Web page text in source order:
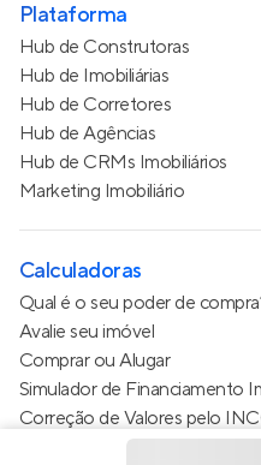
Plataforma
Hub de Construtoras
Hub de Imobiliárias
Hub de Corretores
Hub de Agências
Hub de CRMs Imobiliários
Marketing Imobiliário
Calculadoras
Qual é o seu poder de
Avalie seu imóvel
Comprar ou Alugar
Simulador de Financiamento
Correção de Valores pelo
Estimativa de valor do